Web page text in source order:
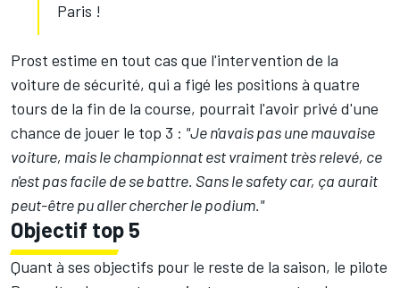
Paris !
Prost estime en tout cas que l'intervention de la
voiture de sécurité, qui a figé les positions à quatre
tours de la fin de la course, pourrait l'avoir privé d'une
chance de jouer le top 3 : "Je n'avais pas une mauvaise
voiture, mais le championnat est vraiment très relevé, ce
n'est pas facile de se battre. Sans le safety car, ça aurait
peut-être pu aller chercher le podium."
Objectif top 5
Quant à ses objectifs pour le reste de la saison, le pilote